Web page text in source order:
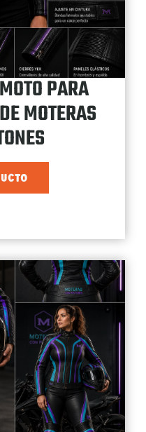
PARA
MOTERAS